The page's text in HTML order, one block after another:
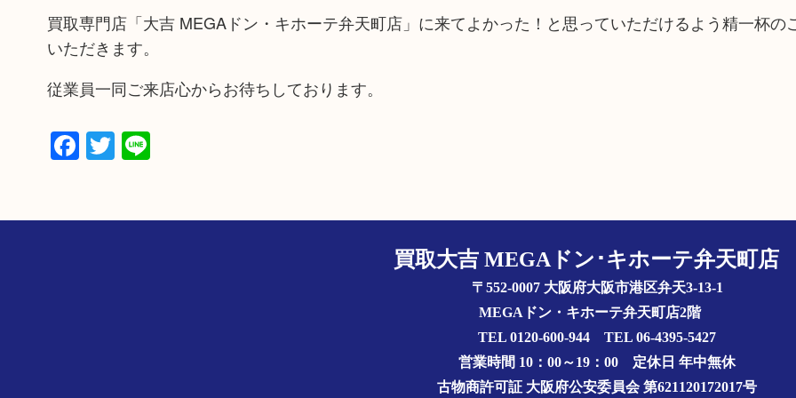
買取専門店「大吉 MEGAドン・キホーテ弁天町店」に来てよかった！と思っていただけるよう精一杯の
いただきます。
従業員一同ご来店心からお待ちしております。
Facebook
Twitter
Line
買取大吉 MEGAドン･キホーテ弁天町店
〒552-0007 大阪府大阪市港区弁天3-13-1
MEGAドン・キホーテ弁天町店2階
TEL 0120-600-944 TEL 06-4395-5427
営業時間 10：00～19：00 定休日 年中無休
古物商許可証 大阪府公安委員会 第621120172017号